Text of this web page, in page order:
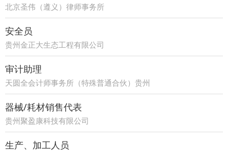
北京圣伟（遵义）律师事务所
安全员
贵州金正大生态工程有限公司
审计助理
天圆全会计师事务所（特殊普通合伙）贵州
分所
器械/耗材销售代表
贵州聚盈康科技有限公司
生产、加工人员